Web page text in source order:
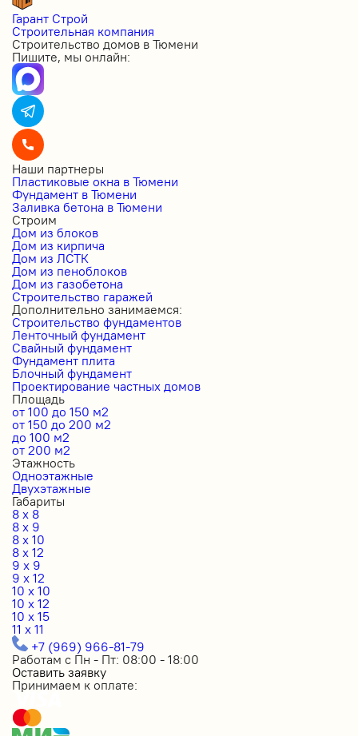
Гарант Строй
Строительная компания
Строительство домов в Тюмени
Пишите, мы онлайн:
Наши партнеры
Пластиковые окна в Тюмени
Фундамент в Тюмени
Заливка бетона в Тюмени
Строим
Дом из блоков
Дом из кирпича
Дом из ЛСТК
Дом из пеноблоков
Дом из газобетона
Строительство гаражей
Дополнительно занимаемся:
Строительство фундаментов
Ленточный фундамент
Свайный фундамент
Фундамент плита
Блочный фундамент
Проектирование частных домов
Площадь
от 100 до 150 м2
от 150 до 200 м2
до 100 м2
от 200 м2
Этажность
Одноэтажные
Двухэтажные
Габариты
8 x 8
8 x 9
8 x 10
8 x 12
9 x 9
9 x 12
10 x 10
10 x 12
10 x 15
11 x 11
+7 (969) 966-81-79
Работам с Пн - Пт: 08:00 - 18:00
Оставить заявку
Принимаем к оплате: